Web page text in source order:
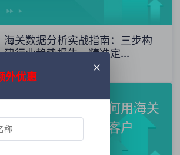
海关数据分析实战指南：三步构
建行业趋势报告，精准定...
2025年12月20日
外贸获客秘籍：如何用海关
数据精准开发海外客户
外优惠